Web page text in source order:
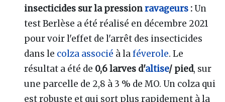
insecticides sur la pressionravageurs :Un
test Berlèse a été réalisé en décembre 2021
pour voir l'effet de l'arrêt des insecticides
dans le colza associé à laféverole. Le
résultat a été de 0,6 larves d'altise/ pied, sur
une parcelle de 2,8 à 3 % de MO. Un colza qui
est robuste et qui sort plus rapidement à la